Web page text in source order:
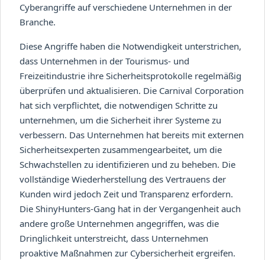
Cyberangriffe auf verschiedene Unternehmen in der
Branche.
Diese Angriffe haben die Notwendigkeit unterstrichen,
dass Unternehmen in der Tourismus- und
Freizeitindustrie ihre Sicherheitsprotokolle regelmäßig
überprüfen und aktualisieren. Die Carnival Corporation
hat sich verpflichtet, die notwendigen Schritte zu
unternehmen, um die Sicherheit ihrer Systeme zu
verbessern. Das Unternehmen hat bereits mit externen
Sicherheitsexperten zusammengearbeitet, um die
Schwachstellen zu identifizieren und zu beheben. Die
vollständige Wiederherstellung des Vertrauens der
Kunden wird jedoch Zeit und Transparenz erfordern.
Die ShinyHunters-Gang hat in der Vergangenheit auch
andere große Unternehmen angegriffen, was die
Dringlichkeit unterstreicht, dass Unternehmen
proaktive Maßnahmen zur Cybersicherheit ergreifen.